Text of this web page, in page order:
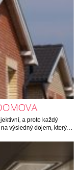
a proto každý
výsledný dojem, který…